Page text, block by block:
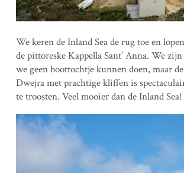
We keren de Inland Sea de rug toe en
de pittoreske Kappella Sant’ Anna. We
we geen boottochtje kunnen doen, maar
Dwejra met prachtige kliffen is
te troosten. Veel mooier dan de Inland Sea!